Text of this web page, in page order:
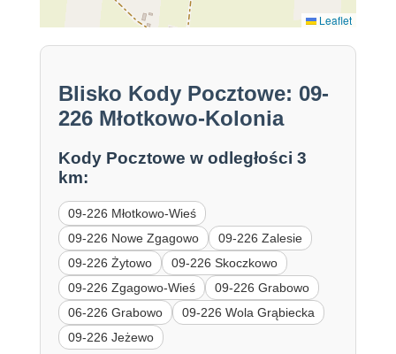
Leaflet
Blisko Kody Pocztowe: 09-
226 Młotkowo-Kolonia
Kody Pocztowe w odległości 3
km:
09-226 Młotkowo-Wieś
09-226 Nowe Zgagowo
09-226 Zalesie
09-226 Żytowo
09-226 Skoczkowo
09-226 Zgagowo-Wieś
09-226 Grabowo
06-226 Grabowo
09-226 Wola Grąbiecka
09-226 Jeżewo